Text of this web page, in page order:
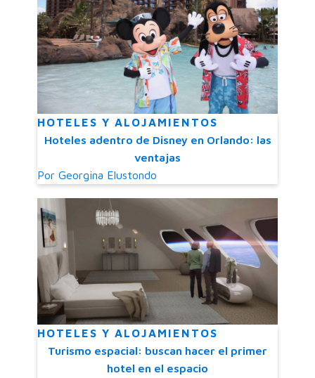
HOTELES Y ALOJAMIENTOS
Hoteles adentro de Disney en Orlando: las
ventajas
Por Georgina Elustondo
HOTELES Y ALOJAMIENTOS
Turismo espacial: buscan hacer el primer
hotel en el espacio